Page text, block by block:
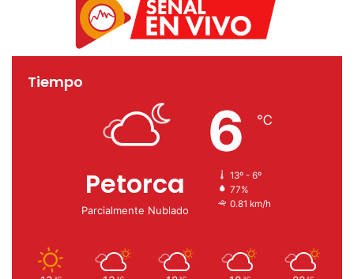
Tiempo
Petorca
Parcialmente Nublado
6 ℃
13º - 6º
77%
0.81 km/h